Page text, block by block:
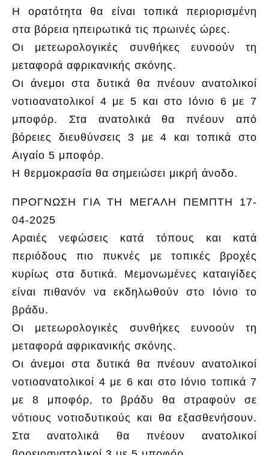
Η ορατότητα θα είναι τοπικά περιορισμένη
στα βόρεια ηπειρωτικά τις πρωινές ώρες.
Οι μετεωρολογικές συνθήκες ευνοούν τη
μεταφορά αφρικανικής σκόνης.
Οι άνεμοι στα δυτικά θα πνέουν ανατολικοί
νοτιοανατολικοί 4 με 5 και στο Ιόνιο 6 με 7
μποφόρ. Στα ανατολικά θα πνέουν από
βόρειες διευθύνσεις 3 με 4 και τοπικά στο
Αιγαίο 5 μποφόρ.
Η θερμοκρασία θα σημειώσει μικρή άνοδο.
ΠΡΟΓΝΩΣΗ ΓΙΑ ΤΗ ΜΕΓΑΛΗ ΠΕΜΠΤΗ 17-
04-2025
Αραιές νεφώσεις κατά τόπους και κατά
περιόδους πιο πυκνές με τοπικές βροχές
κυρίως στα δυτικά. Μεμονωμένες καταιγίδες
είναι πιθανόν να εκδηλωθούν στο Ιόνιο το
βράδυ.
Οι μετεωρολογικές συνθήκες ευνοούν τη
μεταφορά αφρικανικής σκόνης.
Οι άνεμοι στα δυτικά θα πνέουν ανατολικοί
νοτιοανατολικοί 4 με 6 και στο Ιόνιο τοπικά 7
με 8 μποφόρ, το βράδυ θα στραφούν σε
νότιους νοτιοδυτικούς και θα εξασθενήσουν.
Στα ανατολικά θα πνέουν ανατολικοί